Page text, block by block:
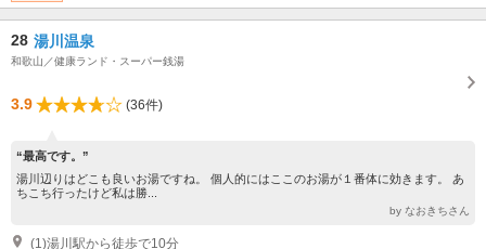
28 湯川温泉
和歌山／健康ランド・スーパー銭湯
3.9 (36件)
“最高です。”
湯川辺りはどこも良いお湯ですね。 個人的にはここのお湯が１番体に効きます。 あ
ちこち行ったけど私は勝...
by なおきちさん
(1)湯川駅から徒歩で10分